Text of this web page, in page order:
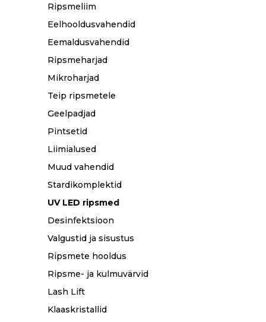
Ripsmeliim
Eelhooldusvahendid
Eemaldusvahendid
Ripsmeharjad
Mikroharjad
Teip ripsmetele
Geelpadjad
Pintsetid
Liimialused
Muud vahendid
Stardikomplektid
UV LED ripsmed
Desinfektsioon
Valgustid ja sisustus
Ripsmete hooldus
Ripsme- ja kulmuvärvid
Lash Lift
Klaaskristallid